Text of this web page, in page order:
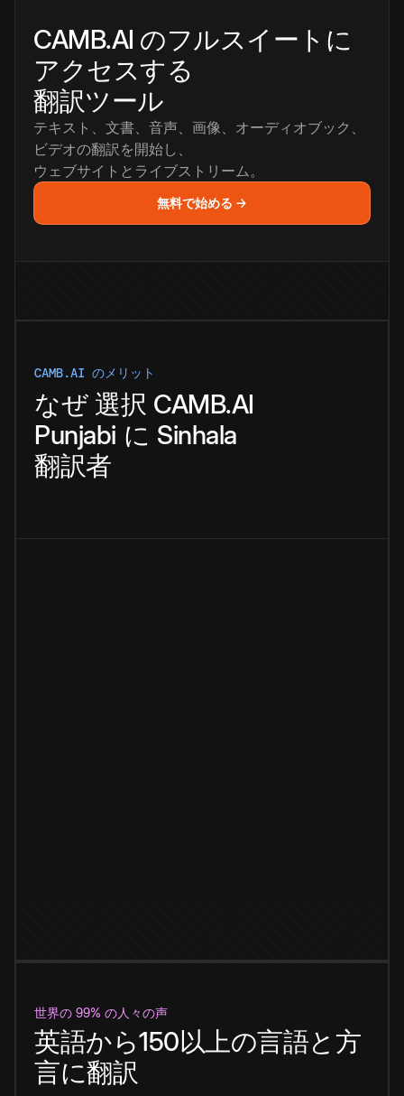
CAMB.AI のフルスイートに
アクセスする
翻訳ツール
テキスト、文書、音声、画像、オーディオブック、
ビデオの翻訳を開始し、
ウェブサイトとライブストリーム。
無料で始める →
CAMB.AI のメリット
なぜ 選択 CAMB.AI
Punjabi に Sinhala
翻訳者
世界の 99% の人々の声
英語から150以上の言語と方
言に翻訳